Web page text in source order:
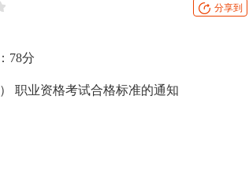
分享到
78分
职业资格考试合格标准的通知